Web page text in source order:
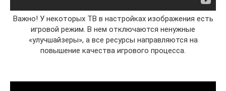
Важно! У некоторых ТВ в настройках изображения есть
игровой режим. В нем отключаются ненужные
«улучшайзеры», а все ресурсы направляются на
повышение качества игрового процесса.